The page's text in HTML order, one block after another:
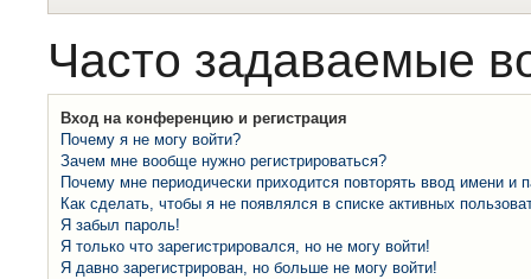
Часто задаваемые
Вход на конференцию и регистрация
Почему я не могу войти?
Зачем мне вообще нужно регистрироваться?
Почему мне периодически приходится повторять ввод имени и
Как сделать, чтобы я не появлялся в списке активных
Я забыл пароль!
Я только что зарегистрировался, но не могу войти!
Я давно зарегистрирован, но больше не могу войти!